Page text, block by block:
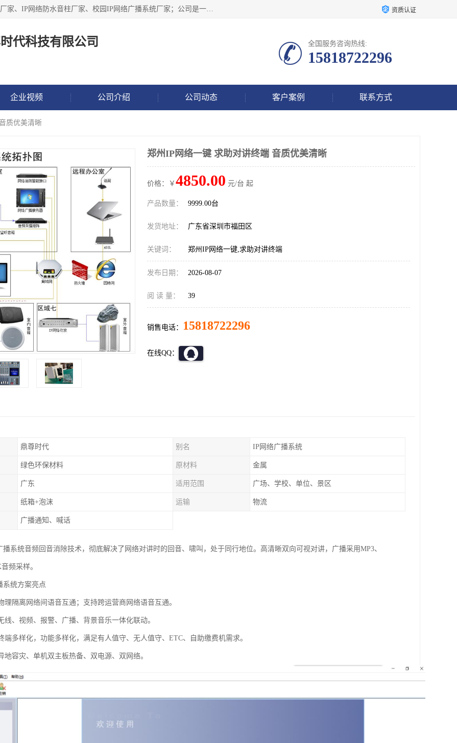
深圳市鼎尊时代科技有限公司主要从事：IP网络定压广播功放厂家、IP网络防水音柱厂家、校园IP网络广播系统厂家；公司是一家集研发、生产、销售公共广播器材于一体的现代电子科技企业。公司成立多年来，本着“自主研发技术、开拓稳定的产品”的宗旨，集多年的行业经验，引航广播行业的迅猛发展，使产品能够适应时代技术发展的需要。 资质认证
代科技有限公司 全国服务咨询热线:
15818722296
企业视频 公司介绍 公司动态 客户案例 联系方式
质优美清晰
郑州IP网络一键 求助对讲终端 音质优美清晰
价格：￥ 4850.00 元/台 起
产品数量： 9999.00台
发货地址： 广东省深圳市福田区
关键词： 郑州IP网络一键,求助对讲终端
发布日期： 2026-08-07
阅 读 量： 39
销售电话： 15818722296
在线QQ：
鼎尊时代 别名 IP网络广播系统
绿色环保材料 原材料 金属
广东 适用范围 广场、学校、单位、景区
纸箱+泡沫 运输 物流
广播通知、喊话
播系统音频回音消除技术，彻底解决了网络对讲时的回音、啸叫，处于同行地位。高清晰双向可视对讲，广播采用MP3、
频采样。
系统方案亮点
理隔离网络间语音互通；支持跨运营商网络语音互通。
、视频、报警、广播、背景音乐一体化联动。
端多样化，功能多样化，满足有人值守、无人值守、ETC、自助缴费机需求。
容灾、单机双主板热备、双电源、双网络。